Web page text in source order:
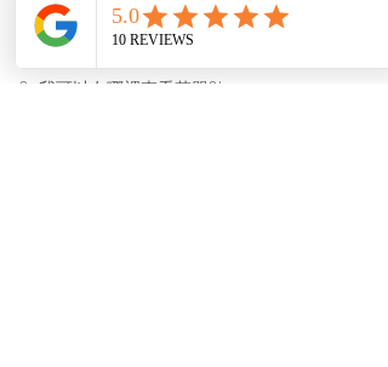
們聯繫）
我們也接受PayPal付款！
3. 我可以在哪裡查看菜單?!